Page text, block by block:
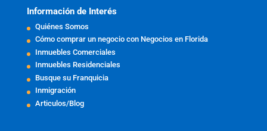
Información de Interés
Quiénes Somos
Cómo comprar un negocio con Negocios en Florida
Inmuebles Comerciales
Inmuebles Residenciales
Busque su Franquicia
Inmigración
Articulos/Blog